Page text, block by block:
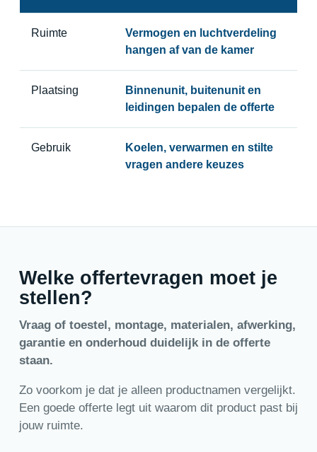
Ruimte
Vermogen en luchtverdeling
hangen af van de kamer
Plaatsing
Binnenunit, buitenunit en
leidingen bepalen de offerte
Gebruik
Koelen, verwarmen en stilte
vragen andere keuzes
Welke offertevragen moet je
stellen?
Vraag of toestel, montage, materialen, afwerking,
garantie en onderhoud duidelijk in de offerte
staan.
Zo voorkom je dat je alleen productnamen vergelijkt.
Een goede offerte legt uit waarom dit product past bij
jouw ruimte.